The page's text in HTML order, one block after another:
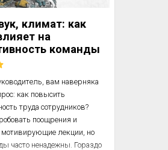
время Египет в массе
и для христиан,
на Библии, пустыня могла
страшной, а в некоторых
и п...
климат: как
на
команды
вам наверняка
как повысить
труда сотрудников?
поощрения и
мотивирующие лекции, но
часто ненадежны. Гораздо